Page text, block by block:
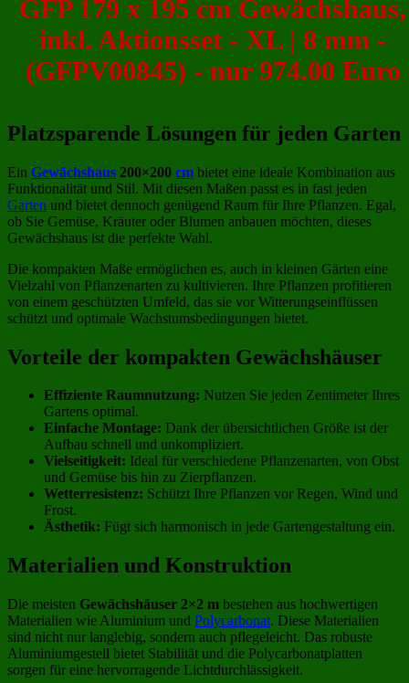
GFP 179 x 195 cm Gewächshaus,
inkl. Aktionsset - XL | 8 mm -
(GFPV00845) - nur 974.00 Euro
Platzsparende Lösungen für jeden Garten
Ein Gewächshaus 200×200 cm bietet eine ideale Kombination aus
Funktionalität und Stil. Mit diesen Maßen passt es in fast jeden
Garten und bietet dennoch genügend Raum für Ihre Pflanzen. Egal,
ob Sie Gemüse, Kräuter oder Blumen anbauen möchten, dieses
Gewächshaus ist die perfekte Wahl.
Die kompakten Maße ermöglichen es, auch in kleinen Gärten eine
Vielzahl von Pflanzenarten zu kultivieren. Ihre Pflanzen profitieren
von einem geschützten Umfeld, das sie vor Witterungseinflüssen
schützt und optimale Wachstumsbedingungen bietet.
Vorteile der kompakten Gewächshäuser
Effiziente Raumnutzung: Nutzen Sie jeden Zentimeter Ihres
Gartens optimal.
Einfache Montage: Dank der übersichtlichen Größe ist der
Aufbau schnell und unkompliziert.
Vielseitigkeit: Ideal für verschiedene Pflanzenarten, von Obst
und Gemüse bis hin zu Zierpflanzen.
Wetterresistenz: Schützt Ihre Pflanzen vor Regen, Wind und
Frost.
Ästhetik: Fügt sich harmonisch in jede Gartengestaltung ein.
Materialien und Konstruktion
Die meisten Gewächshäuser 2×2 m bestehen aus hochwertigen
Materialien wie Aluminium und Polycarbonat. Diese Materialien
sind nicht nur langlebig, sondern auch pflegeleicht. Das robuste
Aluminiumgestell bietet Stabilität und die Polycarbonatplatten
sorgen für eine hervorragende Lichtdurchlässigkeit.